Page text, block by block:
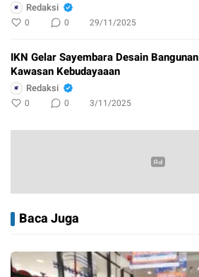
Redaksi
0 0 29/11/2025
IKN Gelar Sayembara Desain Bangunan
Kawasan Kebudayaaan
Redaksi
0 0 3/11/2025
Baca Juga